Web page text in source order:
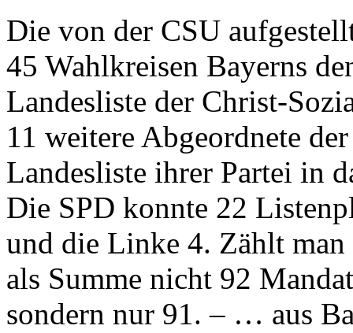
Die von der CSU
45 Wahlkreisen Bayerns
Landesliste der Christ-
11 weitere Abgeordnete
Landesliste ihrer Partei in
Die SPD konnte 22
und die Linke 4. Zählt man
als Summe nicht 92
sondern nur 91. – … aus